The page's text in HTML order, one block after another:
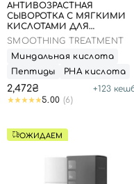
АНТИВОЗРАСТНАЯ
СЫВОРОТКА С МЯГКИМИ
КИСЛОТАМИ ДЛЯ
РАВНОМЕРНОГО СИЯНИЯ,
SMOOTHING TREATMENT
Миндальная кислота
Пептиды
РНА кислота
2,472₴ +123
5.00 (6)
ОЖИДАЕМ
Номер телефона
принимаете условия
Войти